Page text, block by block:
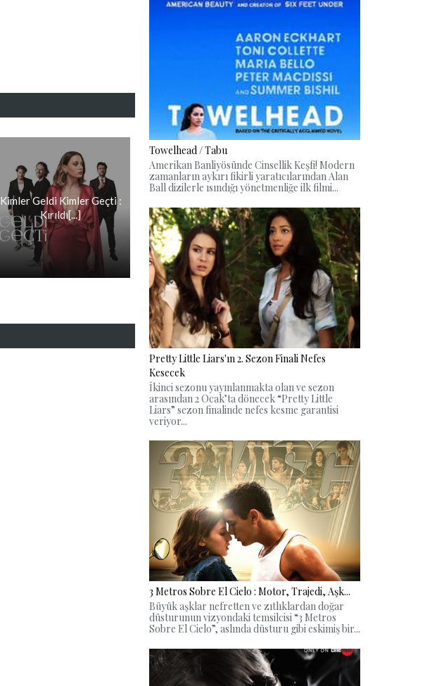
Kimler Geldi Kimler Geçti :
Kırıldı[...]
Towelhead / Tabu
Amerikan Banliyösünde Cinsellik Keşfi! Modern
zamanların aykırı fikirli yaratıcılarından Alan
Ball dizilerle ısındığı yönetmenliğe ilk filmi...
Pretty Little Liars'ın 2. Sezon Finali Nefes
Kesecek
İkinci sezonu yayınlanmakta olan ve sezon
arasından 2 Ocak’ta dönecek “Pretty Little
Liars” sezon finalinde nefes kesme garantisi
veriyor...
3 Metros Sobre El Cielo : Motor, Trajedi, Aşk...
Büyük aşklar nefretten ve zıtlıklardan doğar
düsturunun vizyondaki temsilcisi “3 Metros
Sobre El Cielo”, aslında düsturu gibi eskimiş bir...